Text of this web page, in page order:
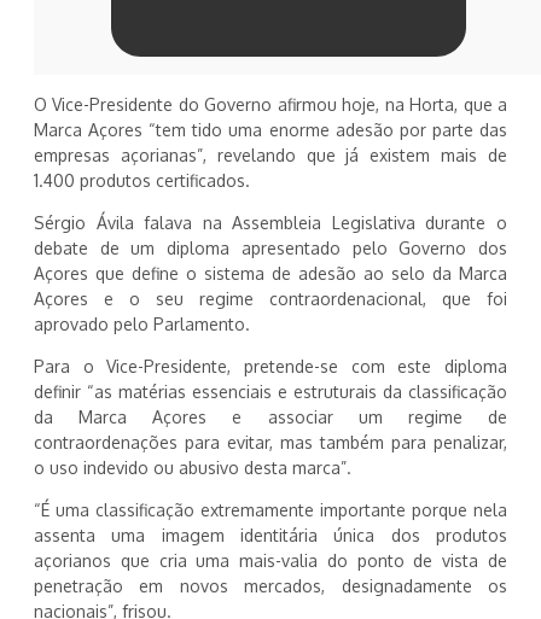
O Vice-Presidente do Governo afirmou hoje, na Horta, que a
Marca Açores “tem tido uma enorme adesão por parte das
empresas açorianas”, revelando que já existem mais de
1.400 produtos certificados.
Sérgio Ávila falava na Assembleia Legislativa durante o
debate de um diploma apresentado pelo Governo dos
Açores que define o sistema de adesão ao selo da Marca
Açores e o seu regime contraordenacional, que foi
aprovado pelo Parlamento.
Para o Vice-Presidente, pretende-se com este diploma
definir “as matérias essenciais e estruturais da classificação
da Marca Açores e associar um regime de
contraordenações para evitar, mas também para penalizar,
o uso indevido ou abusivo desta marca”.
“É uma classificação extremamente importante porque nela
assenta uma imagem identitária única dos produtos
açorianos que cria uma mais-valia do ponto de vista de
penetração em novos mercados, designadamente os
nacionais”, frisou.